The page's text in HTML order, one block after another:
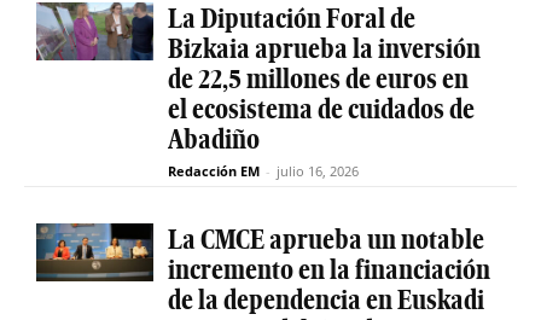
La Diputación Foral de
Bizkaia aprueba la inversión
de 22,5 millones de euros en
el ecosistema de cuidados de
Abadiño
Redacción EM - julio 16, 2026
La CMCE aprueba un notable
incremento en la financiación
de la dependencia en Euskadi